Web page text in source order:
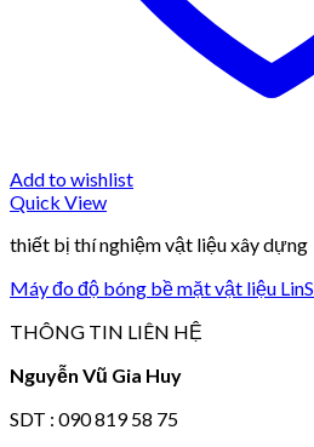
Add to wishlist
Quick View
thiết bị thí nghiệm vật liệu xây dựng
Máy đo độ bóng bề mặt vật liệu
THÔNG TIN LIÊN HỆ
Nguyễn Vũ Gia Huy
SDT : 090 819 58 75